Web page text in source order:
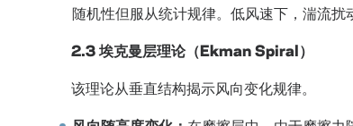
随机性但服从统计规律。低风速下，湍流
2.3 埃克曼层理论（Ekman Spiral）
该理论从垂直结构揭示风向变化规律。